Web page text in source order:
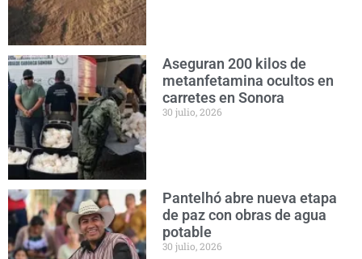
Aseguran 200 kilos de
metanfetamina ocultos en
carretes en Sonora
30 julio, 2026
Pantelhó abre nueva etapa
de paz con obras de agua
potable
30 julio, 2026